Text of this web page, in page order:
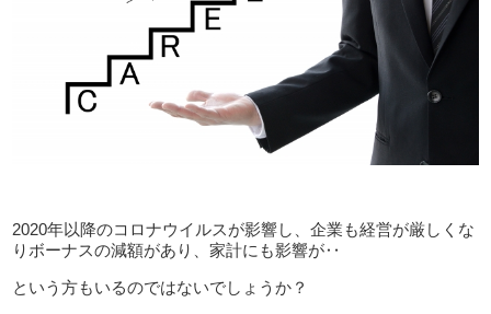
2020年以降のコロナウイルスが影響し、企業も経営が厳しくな
りボーナスの減額があり、家計にも影響が‥
という方もいるのではないでしょうか？